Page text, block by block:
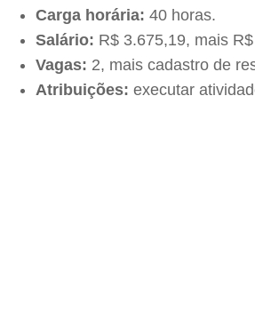
Carga horária: 40 horas.
Salário: R$ 3.675,19, mais
Vagas: 2, mais cadastro de
Atribuições: executar